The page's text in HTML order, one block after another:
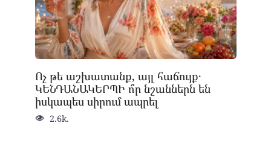
Ոչ թե աշխատանք, այլ հաճույք․
ԿԵՆԴԱՆԱԿԵՐՊԻ ո՞ր նշաններն են
իսկապես սիրում ապրել
2.6k.